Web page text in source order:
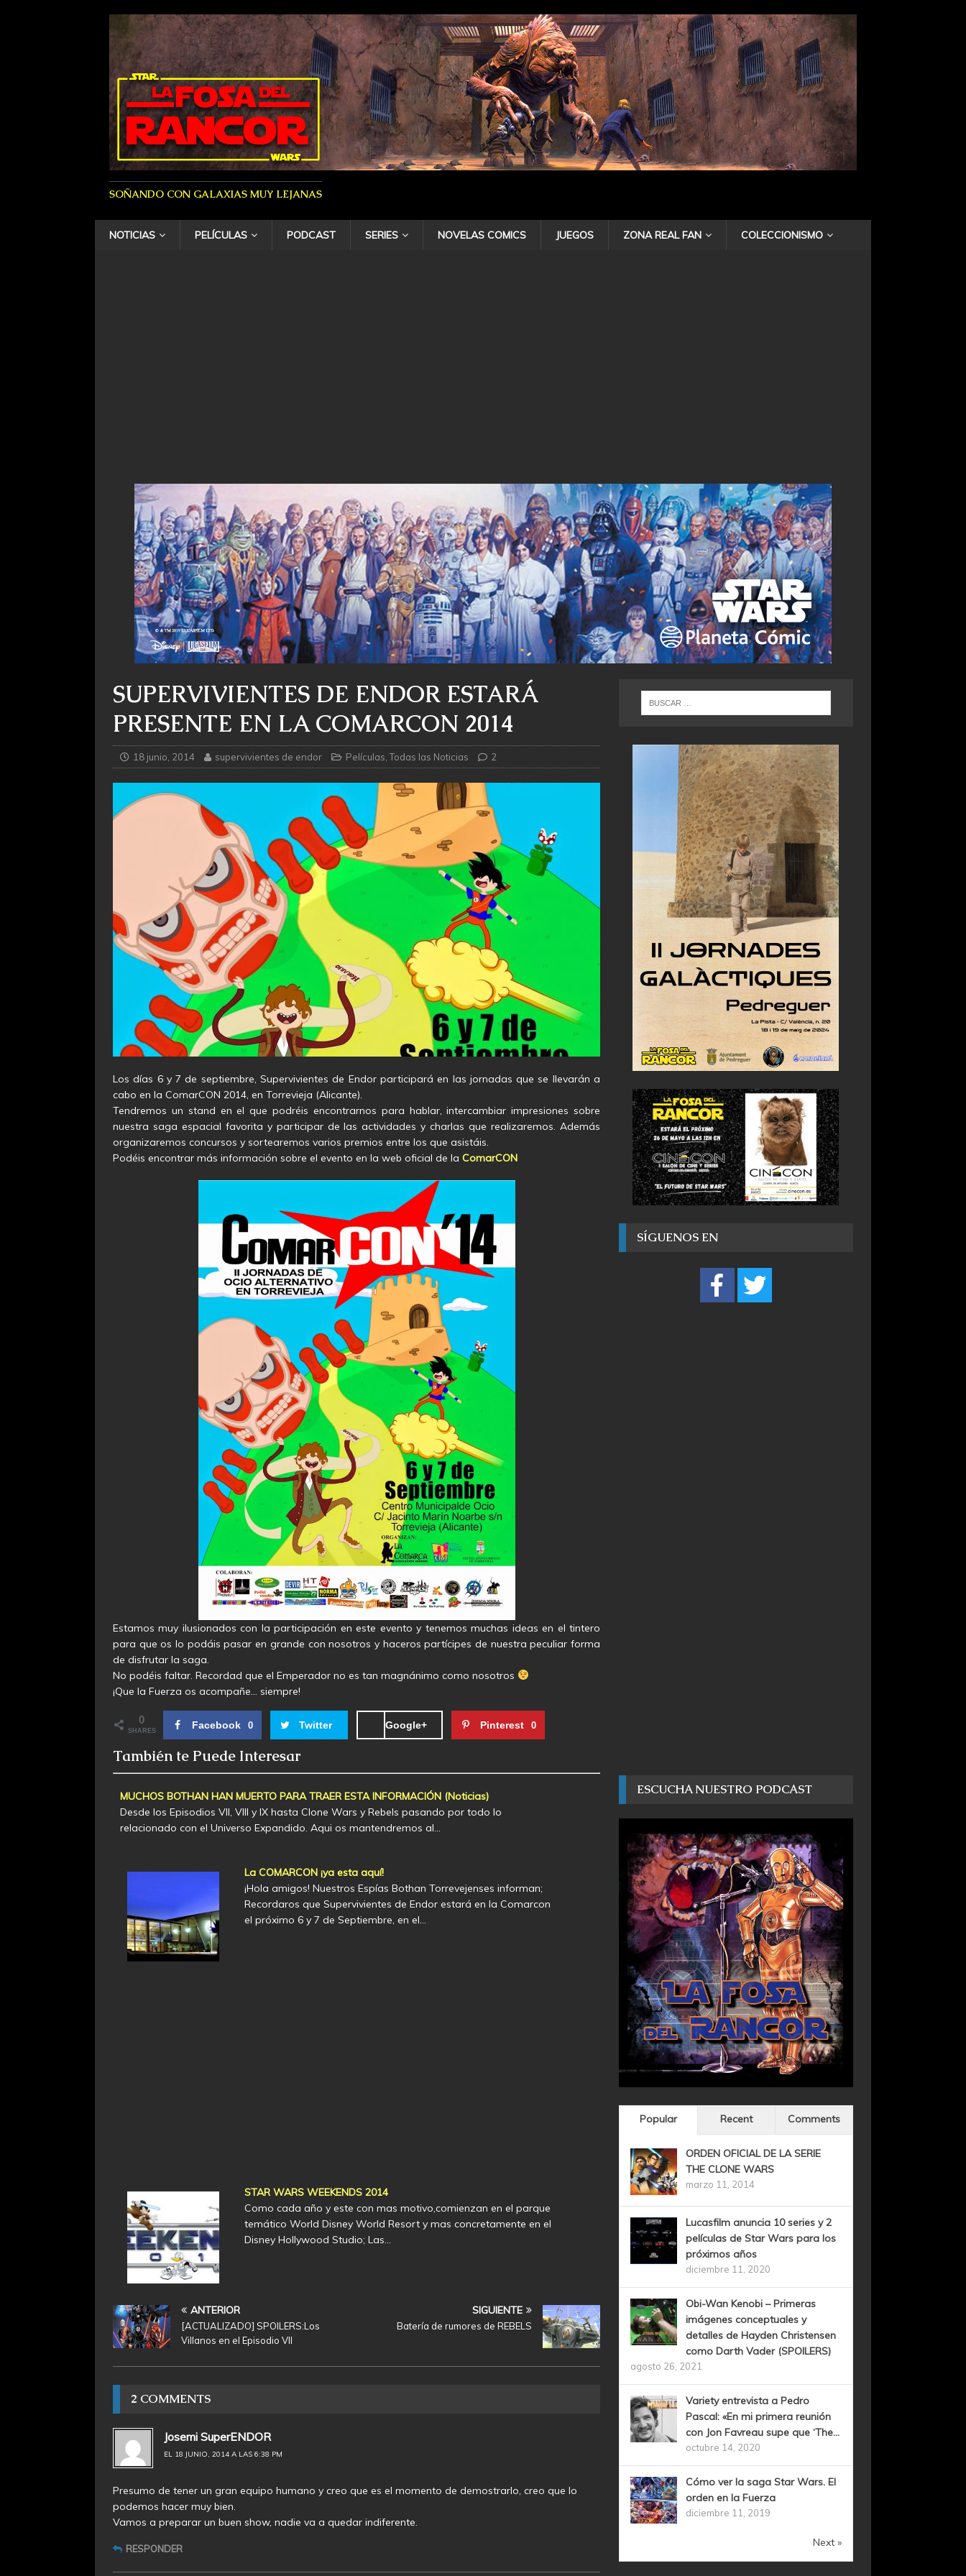
SOÑANDO CON GALAXIAS MUY LEJANAS
NOTICIAS PELÍCULAS PODCAST SERIES NOVELAS COMICS JUEGOS ZONA REAL FAN COLECCIONISMO
SUPERVIVIENTES DE ENDOR ESTARÁ
PRESENTE EN LA COMARCON 2014
18 junio, 2014 supervivientes de endor Películas ,Todas las Noticias 2
Los días 6 y 7 de septiembre, Supervivientes de Endor participará en las jornadas que se llevarán a
cabo en la ComarCON 2014, en Torrevieja (Alicante).
Tendremos un stand en el que podréis encontrarnos para hablar, intercambiar impresiones sobre
nuestra saga espacial favorita y participar de las actividades y charlas que realizaremos. Además
organizaremos concursos y sortearemos varios premios entre los que asistáis.
Podéis encontrar más información sobre el evento en la web oficial de la ComarCON
Estamos muy ilusionados con la participación en este evento y tenemos muchas ideas en el tintero
para que os lo podáis pasar en grande con nosotros y haceros partícipes de nuestra peculiar forma
de disfrutar la saga.
No podéis faltar. Recordad que el Emperador no es tan magnánimo como nosotros
¡Que la Fuerza os acompañe… siempre!
0
SHARES Facebook 0 Twitter Google+ Pinterest 0
También te Puede Interesar
MUCHOS BOTHAN HAN MUERTO PARA TRAER ESTA INFORMACIÓN (Noticias)
Desde los Episodios VII, VIII y IX hasta Clone Wars y Rebels pasando por todo lo
relacionado con el Universo Expandido. Aqui os mantendremos al…
La COMARCON ¡ya esta aquí!
¡Hola amigos! Nuestros Espías Bothan Torrevejenses informan;
Recordaros que Supervivientes de Endor estará en la Comarcon
el próximo 6 y 7 de Septiembre, en el…
STAR WARS WEEKENDS 2014
Como cada año y este con mas motivo,comienzan en el parque
temático World Disney World Resort y mas concretamente en el
Disney Hollywood Studio; Las…
ANTERIOR
[ACTUALIZADO] SPOILERS:Los
Villanos en el Episodio VII
SIGUIENTE
Batería de rumores de REBELS
2 COMMENTS
Josemi SuperENDOR
EL 18 JUNIO, 2014 A LAS 6:38 PM
Presumo de tener un gran equipo humano y creo que es el momento de demostrarlo, creo que lo
podemos hacer muy bien.
Vamos a preparar un buen show, nadie va a quedar indiferente.
RESPONDER
SÍGUENOS EN
ESCUCHA NUESTRO PODCAST
Popular Recent Comments
ORDEN OFICIAL DE LA SERIE
THE CLONE WARS
marzo 11, 2014
Lucasfilm anuncia 10 series y 2
películas de Star Wars para los
próximos años
diciembre 11, 2020
Obi-Wan Kenobi – Primeras
imágenes conceptuales y
detalles de Hayden Christensen
como Darth Vader (SPOILERS)
agosto 26, 2021
Variety entrevista a Pedro
Pascal: «En mi primera reunión
con Jon Favreau supe que ‘The...
octubre 14, 2020
Cómo ver la saga Star Wars. El
orden en la Fuerza
diciembre 11, 2019
Next »